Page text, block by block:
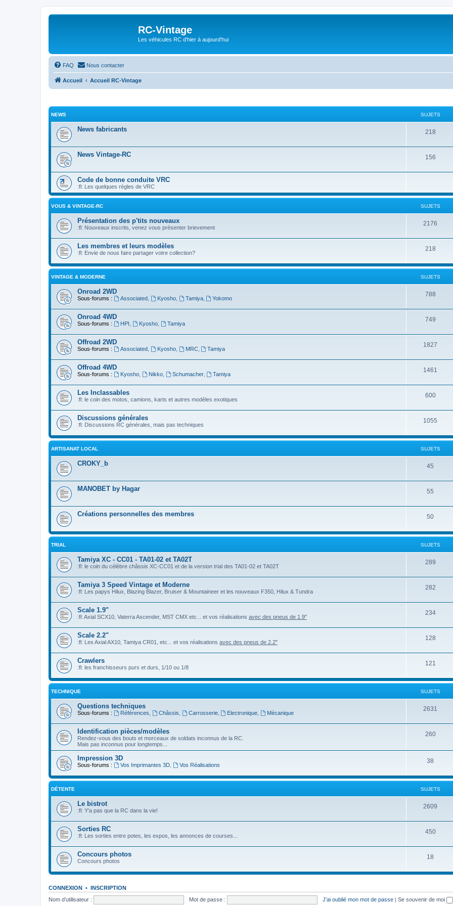
RC-Vintage
Les véhicules RC d'hier à aujourd'hui
FAQ Nous contacter
Accueil Accueil RC-Vintage
NEWS SUJETS
News fabricants 218
News Vintage-RC 156
Code de bonne conduite VRC
:fl: Les quelques règles de VRC
VOUS & VINTAGE-RC SUJETS
Présentation des p'tits nouveaux
:fl: Nouveaux inscrits, venez vous présenter brievement
2176
Les membres et leurs modèles
:fl: Envie de nous faire partager votre collection?
218
VINTAGE & MODERNE SUJETS
Onroad 2WD
Sous-forums : Associated, Kyosho, Tamiya, Yokomo
788
Onroad 4WD
Sous-forums : HPI Kyosho, Tamiya
749
Offroad 2WD
Sous-forums : Associated, Kyosho, MRC, Tamiya
1827
Offroad 4WD
Sous-forums : Kyosho, Nikko, Schumacher, Tamiya
1461
Les Inclassables
:fl: le coin des motos, camions, karts et autres modèles exotiques
600
Discussions générales
:fl: Discussions RC générales, mais pas techniques
1055
ARTISANAT LOCAL SUJETS
CROKY_b 45
MANOBET by Hagar 55
Créations personnelles des membres 50
TRIAL SUJETS
Tamiya XC - CC01 - TA01-02 et TA02T
:fl: le coin du célèbre châssis XC-CC01 et de la version trial des TA01-02 et TA02T
289
Tamiya 3 Speed Vintage et Moderne
:fl: Les papys Hilux, Blazing Blazer, Bruiser & Mountaineer et les nouveaux F350, Hilux & Tundra
282
Scale 1.9"
:fl: Axial SCX10, Vaterra Ascender, MST CMX etc... et vos réalisations avec des pneus de 1.9"
234
Scale 2.2"
:fl: Les Axial AX10, Tamiya CR01, etc... et vos réalisations avec des pneus de 2.2"
128
Crawlers
:fl: les franchisseurs purs et durs, 1/10 ou 1/8
121
TECHNIQUE SUJETS
Questions techniques
Sous-forums : Références Châssis Carrosserie, Electronique Mécanique
2631
Identification pièces/modèles
Rendez-vous des bouts et morceaux de soldats inconnus de la RC.
Mais pas inconnus pour longtemps...
260
Impression 3D
Sous-forums : Vos Imprimantes 3D, Vos Réalisations
38
DÉTENTE SUJETS
Le bistrot
:fl: Y'a pas que la RC dans la vie!
2609
Sorties RC
:fl: Les sorties entre potes, les expos, les annonces de courses...
450
Concours photos
Concours photos
18
CONNEXION • INSCRIPTION
Nom d’utilisateur :
Mot de passe : J’ai oublié mon mot de passe | Se souvenir de moi